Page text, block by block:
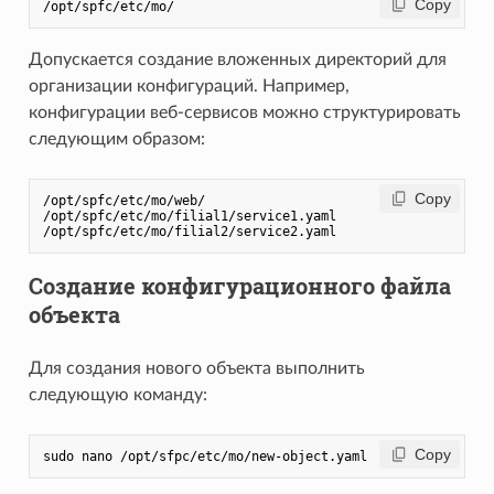
/opt/spfc/etc/mo/ Copy
Допускается создание вложенных директорий для
организации конфигураций. Например,
конфигурации веб-сервисов можно структурировать
следующим образом:
/opt/spfc/etc/mo/web/
/opt/spfc/etc/mo/filial1/service1.yaml
Copy
Создание конфигурационного файла
объекта
Для создания нового объекта выполнить
следующую команду:
Copy